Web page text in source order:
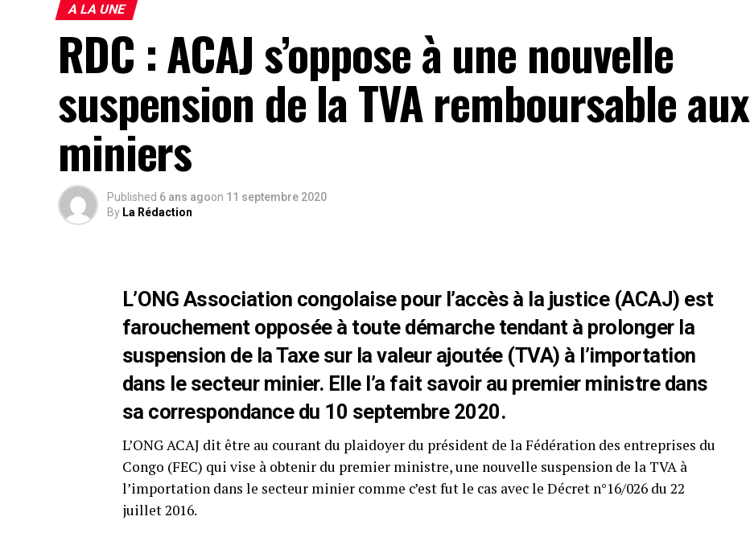
A LA UNE
RDC : ACAJ s’oppose à une nouvelle
suspension de la TVA remboursable aux
miniers
Published 6 ans agoon 11 septembre 2020
By La Rédaction
L’ONG Association congolaise pour l’accès à la justice (ACAJ) est
farouchement opposée à toute démarche tendant à prolonger la
suspension de la Taxe sur la valeur ajoutée (TVA) à l’importation
dans le secteur minier. Elle l’a fait savoir au premier ministre dans
sa correspondance du 10 septembre 2020.
L’ONG ACAJ dit être au courant du plaidoyer du président de la Fédération des entreprises du
Congo (FEC) qui vise à obtenir du premier ministre, une nouvelle suspension de la TVA à
l’importation dans le secteur minier comme c’est fut le cas avec le Décret n°16/026 du 22
juillet 2016.